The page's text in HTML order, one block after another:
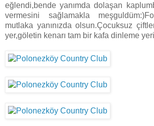
eğlendi,bende yanımda dolaşan
vermesini sağlamakla
mutlaka yanınızda olsun.Çocuksuz
yer,göletin kenarı tam bir kafa dinleme